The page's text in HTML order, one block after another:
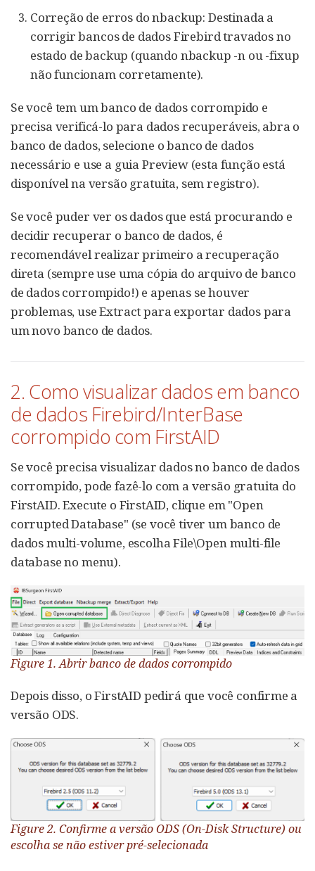
Correção de erros do nbackup: Destinada a
corrigir bancos de dados Firebird travados no
estado de backup (quando nbackup -n ou -fixup
não funcionam corretamente).
Se você tem um banco de dados corrompido e
precisa verificá-lo para dados recuperáveis, abra o
banco de dados, selecione o banco de dados
necessário e use a guia Preview (esta função está
disponível na versão gratuita, sem registro).
Se você puder ver os dados que está procurando e
decidir recuperar o banco de dados, é
recomendável realizar primeiro a recuperação
direta (sempre use uma cópia do arquivo de banco
de dados corrompido!) e apenas se houver
problemas, use Extract para exportar dados para
um novo banco de dados.
2. Como visualizar dados em banco
de dados Firebird/InterBase
corrompido com FirstAID
Se você precisa visualizar dados no banco de dados
corrompido, pode fazê-lo com a versão gratuita do
FirstAID. Execute o FirstAID, clique em "Open
corrupted Database" (se você tiver um banco de
dados multi-volume, escolha File\Open multi-file
database no menu).
Figure 1. Abrir banco de dados corrompido
Depois disso, o FirstAID pedirá que você confirme a
versão ODS.
Figure 2. Confirme a versão ODS (On-Disk Structure) ou
escolha se não estiver pré-selecionada